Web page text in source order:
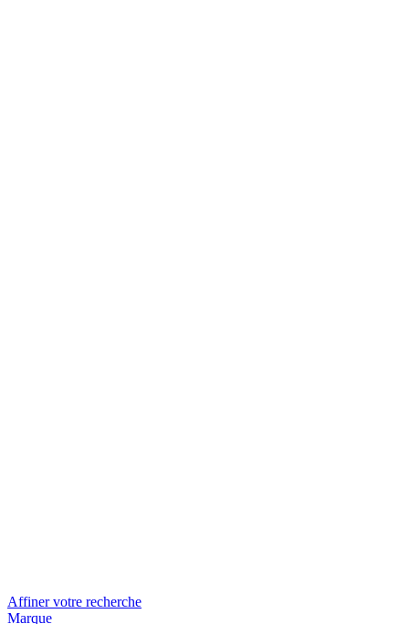
Affiner votre recherche
Marque